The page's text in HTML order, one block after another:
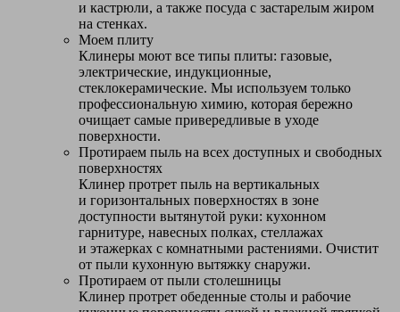
и кастрюли, а также посуда с застарелым жиром
на стенках.
Моем плиту
Клинеры моют все типы плиты: газовые,
электрические, индукционные,
стеклокерамические. Мы используем только
профессиональную химию, которая бережно
очищает самые привередливые в уходе
поверхности.
Протираем пыль на всех доступных и свободных
поверхностях
Клинер протрет пыль на вертикальных
и горизонтальных поверхностях в зоне
доступности вытянутой руки: кухонном
гарнитуре, навесных полках, стеллажах
и этажерках с комнатными растениями. Очистит
от пыли кухонную вытяжку снаружи.
Протираем от пыли столешницы
Клинер протрет обеденные столы и рабочие